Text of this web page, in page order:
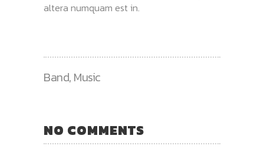
altera numquam est in.
Band, Music
NO COMMENTS